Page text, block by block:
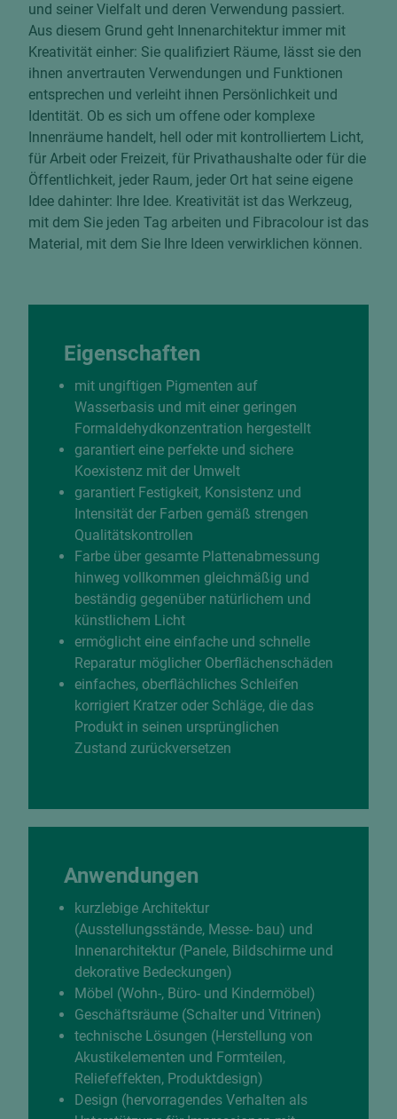
und seiner Vielfalt und deren Verwendung passiert.
Aus diesem Grund geht Innenarchitektur immer mit
Kreativität einher: Sie qualifiziert Räume, lässt sie den
ihnen anvertrauten Verwendungen und Funktionen
entsprechen und verleiht ihnen Persönlichkeit und
Identität. Ob es sich um offene oder komplexe
Innenräume handelt, hell oder mit kontrolliertem Licht,
für Arbeit oder Freizeit, für Privathaushalte oder für die
Öffentlichkeit, jeder Raum, jeder Ort hat seine eigene
Idee dahinter: Ihre Idee. Kreativität ist das Werkzeug,
mit dem Sie jeden Tag arbeiten und Fibracolour ist das
Material, mit dem Sie Ihre Ideen verwirklichen können.
Eigenschaften
mit ungiftigen Pigmenten auf
Wasserbasis und mit einer geringen
Formaldehydkonzentration hergestellt
garantiert eine perfekte und sichere
Koexistenz mit der Umwelt
garantiert Festigkeit, Konsistenz und
Intensität der Farben gemäß strengen
Qualitätskontrollen
Farbe über gesamte Plattenabmessung
hinweg vollkommen gleichmäßig und
beständig gegenüber natürlichem und
künstlichem Licht
ermöglicht eine einfache und schnelle
Reparatur möglicher Oberflächenschäden
einfaches, oberflächliches Schleifen
korrigiert Kratzer oder Schläge, die das
Produkt in seinen ursprünglichen
Zustand zurückversetzen
Anwendungen
kurzlebige Architektur
(Ausstellungsstände, Messe- bau) und
Innenarchitektur (Panele, Bildschirme und
dekorative Bedeckungen)
Möbel (Wohn-, Büro- und Kindermöbel)
Geschäftsräume (Schalter und Vitrinen)
technische Lösungen (Herstellung von
Akustikelementen und Formteilen,
Reliefeffekten, Produktdesign)
Design (hervorragendes Verhalten als